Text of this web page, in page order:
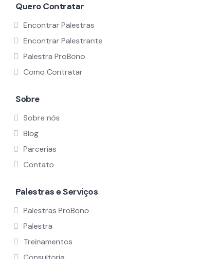
Quero Contratar
Encontrar Palestras
Encontrar Palestrante
Palestra ProBono
Como Contratar
Sobre
Sobre nós
Blog
Parcerias
Contato
Palestras e Serviços
Palestras ProBono
Palestra
Treinamentos